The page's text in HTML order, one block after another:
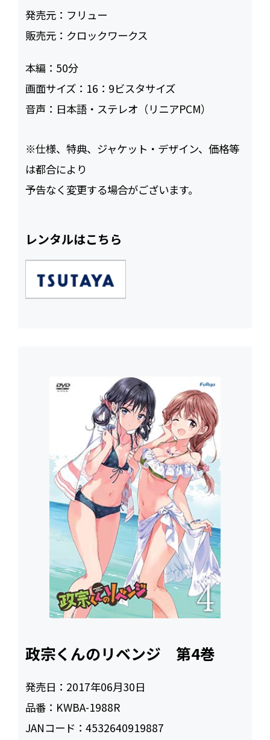
発売元： フリュー
販売元： クロックワークス
本編： 50
画面サイズ： 16：9ビスタサイズ
音声： 日本語・ステレオ（リニアPCM）
※仕様、特典、ジャケット・デザイン、価格等
は都合により
予告なく変更する場合がございます。
レンタルはこちら
政宗くんのリベンジ 第4巻
発売日： 2017年06月30日
品番： KWBA-1988R
JANコード：4532640919887